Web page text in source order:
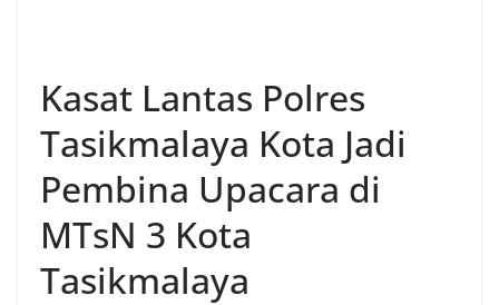
Kasat Lantas Polres
Tasikmalaya Kota Jadi
Pembina Upacara di
MTsN 3 Kota
Tasikmalaya